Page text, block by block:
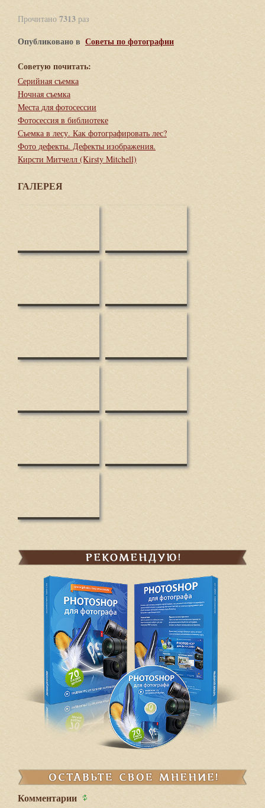
Прочитано 7313 раз
Опубликовано в Советы по фотографии
Советую почитать:
Серийная съемка
Ночная съемка
Места для фотосессии
Фотосессия в библиотеке
Съемка в лесу. Как фотографировать лес?
Фото дефекты. Дефекты изображения.
Кирсти Митчелл (Kirsty Mitchell)
ГАЛЕРЕЯ
Комментарии